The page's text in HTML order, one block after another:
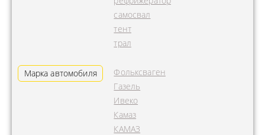
самосвал
тент
трал
Марка автомобиля
Фольксваген
Газель
Ивеко
Камаз
КАМАЗ